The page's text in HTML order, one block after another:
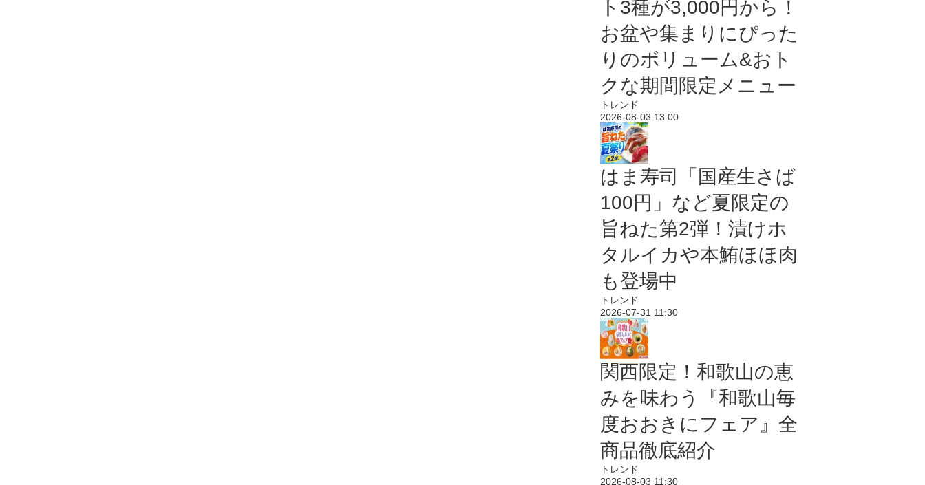
ト3種が3,000円から！
お盆や集まりにぴった
りのボリューム&おト
クな期間限定メニュー
トレンド
2026-08-03 13:00
はま寿司「国産生さば
100円」など夏限定の
旨ねた第2弾！漬けホ
タルイカや本鮪ほほ肉
も登場中
トレンド
2026-07-31 11:30
関西限定！和歌山の恵
みを味わう『和歌山毎
度おおきにフェア』全
商品徹底紹介
トレンド
2026-08-03 11:30